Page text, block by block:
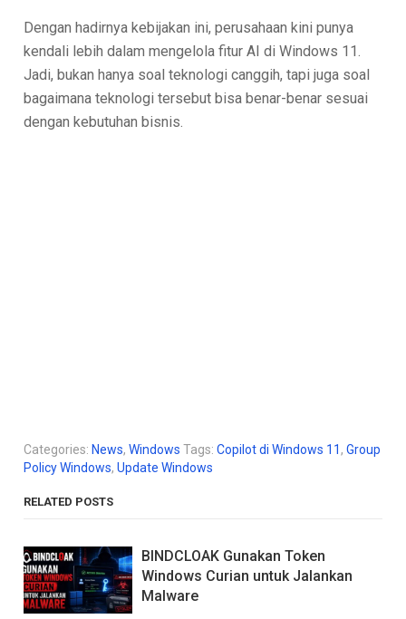
Dengan hadirnya kebijakan ini, perusahaan kini punya
kendali lebih dalam mengelola fitur AI di Windows 11.
Jadi, bukan hanya soal teknologi canggih, tapi juga soal
bagaimana teknologi tersebut bisa benar-benar sesuai
dengan kebutuhan bisnis.
Categories: News,Windows Tags:Copilot di Windows 11 ,Group
Policy Windows,Update Windows
RELATED POSTS
BINDCLOAK Gunakan Token
Windows Curian untuk Jalankan
Malware